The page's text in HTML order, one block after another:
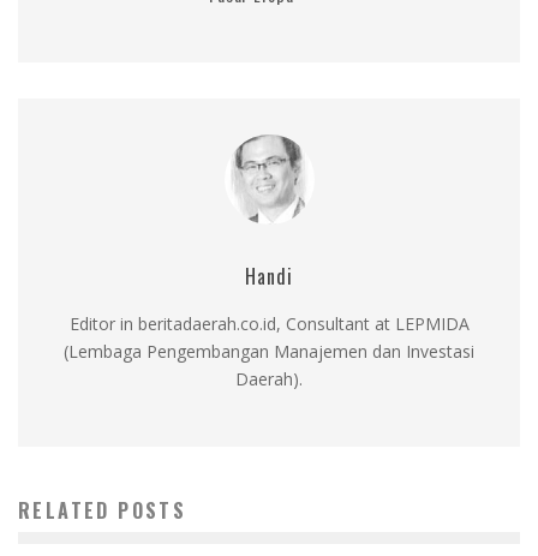
Handi
Editor in beritadaerah.co.id, Consultant at LEPMIDA
(Lembaga Pengembangan Manajemen dan Investasi
Daerah).
RELATED POSTS